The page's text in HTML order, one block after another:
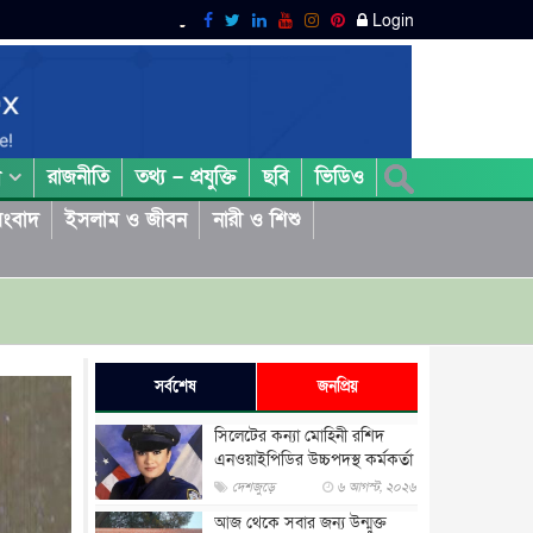
Login
রাজনীতি তথ্য – প্রযুক্তি ছবি
ভিডিও
ইসলাম ও জীবন
নারী ও শিশু
সর্বশেষ জনপ্রিয়
সিলেটের কন্যা মোহিনী রশিদ
এনওয়াইপিডির উচ্চপদস্থ কর্মকর্তা
দেশজুড়ে ৬ আগস্ট, ২০২৬
আজ থেকে সবার জন্য উন্মুক্ত